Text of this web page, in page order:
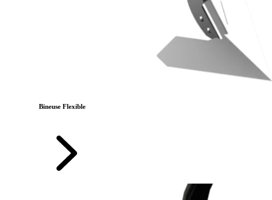
Bineuse Flexible